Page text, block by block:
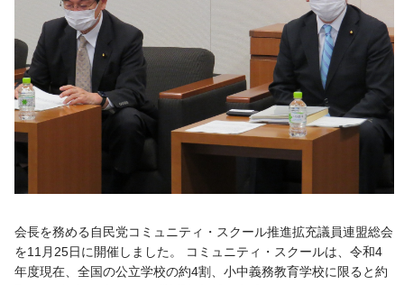
会長を務める自民党コミュニティ・スクール推進拡充議員連盟総会
を11月25日に開催しました。 コミュニティ・スクールは、令和4
年度現在、全国の公立学校の約4割、小中義務教育学校に限ると約